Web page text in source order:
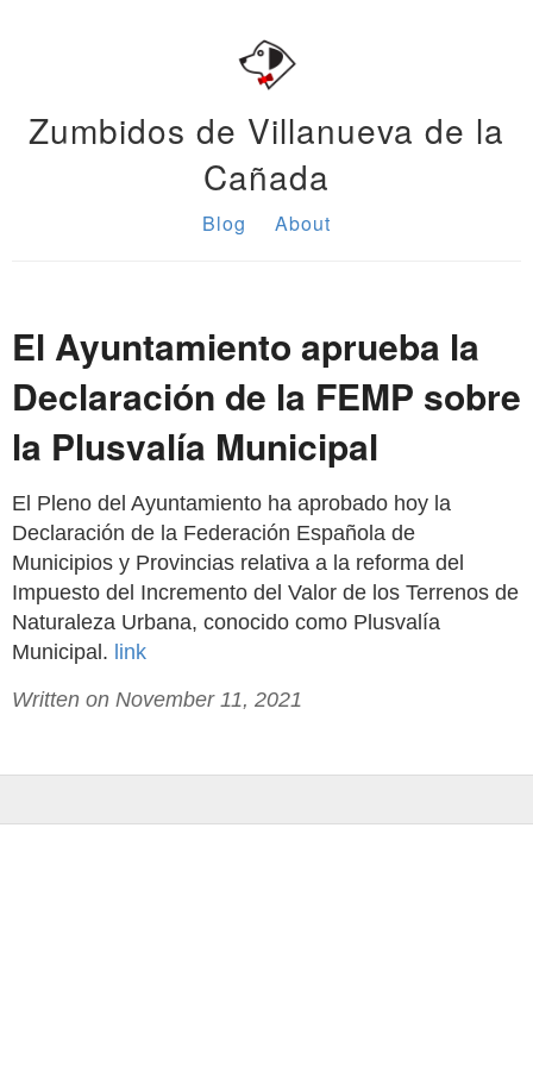
Zumbidos de Villanueva de la
Cañada
Blog About
El Ayuntamiento aprueba la
Declaración de la FEMP sobre
la Plusvalía Municipal
El Pleno del Ayuntamiento ha aprobado hoy la
Declaración de la Federación Española de
Municipios y Provincias relativa a la reforma del
Impuesto del Incremento del Valor de los Terrenos de
Naturaleza Urbana, conocido como Plusvalía
Municipal. link
Written on November 11, 2021